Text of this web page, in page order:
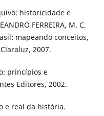
historicidade e
FERREIRA, M. C.
mapeando conceitos,
2007.
princípios e
Editores, 2002.
e real da história.